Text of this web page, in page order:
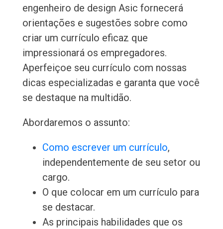
engenheiro de design Asic fornecerá
orientações e sugestões sobre como
criar um currículo eficaz que
impressionará os empregadores.
Aperfeiçoe seu currículo com nossas
dicas especializadas e garanta que você
se destaque na multidão.
Abordaremos o assunto:
Como escrever um currículo,
independentemente de seu setor ou
cargo.
O que colocar em um currículo para
se destacar.
As principais habilidades que os